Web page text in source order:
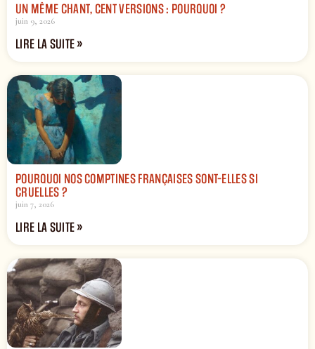
UN MÊME CHANT, CENT VERSIONS : POURQUOI ?
juin 9, 2026
LIRE LA SUITE »
POURQUOI NOS COMPTINES FRANÇAISES SONT-ELLES SI
CRUELLES ?
juin 7, 2026
LIRE LA SUITE »